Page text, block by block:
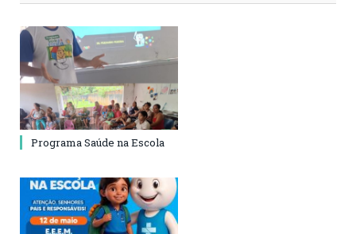
Programa Saúde na Escola